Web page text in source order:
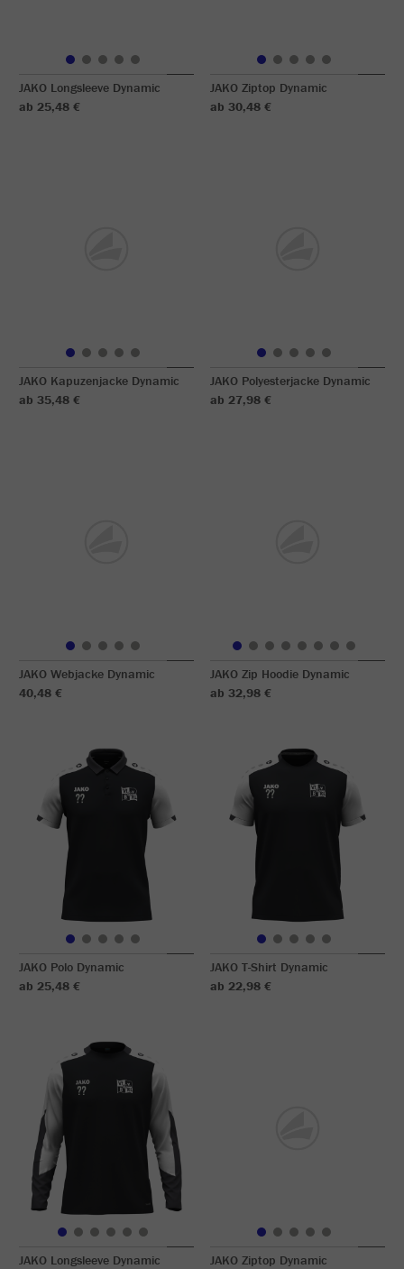
JAKO Longsleeve Dynamic
ab 25,48 €
JAKO Ziptop Dynamic
ab 30,48 €
JAKO Kapuzenjacke Dynamic
ab 35,48 €
JAKO Polyesterjacke Dynamic
ab 27,98 €
JAKO Webjacke Dynamic
40,48 €
JAKO Zip Hoodie Dynamic
ab 32,98 €
JAKO Polo Dynamic
ab 25,48 €
JAKO T-Shirt Dynamic
ab 22,98 €
JAKO Longsleeve Dynamic
JAKO Ziptop Dynamic